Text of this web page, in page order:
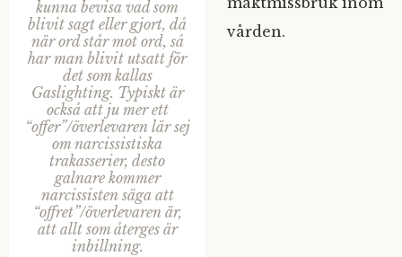
kunna bevisa vad som
blivit sagt eller gjort, då
när ord står mot ord, så
har man blivit utsatt för
det som kallas
Gaslighting. Typiskt är
också att ju mer ett
“offer”/överlevaren lär sej
om narcissistiska
trakasserier, desto
galnare kommer
narcissisten säga att
“offret”/överlevaren är,
att allt som återges är
inbillning.
vården.